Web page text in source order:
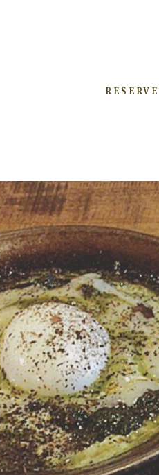
RESERVE